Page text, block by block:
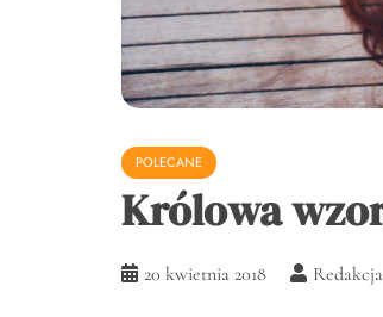
POLECANE
Królowa
20 kwietnia 2018 Redakcja